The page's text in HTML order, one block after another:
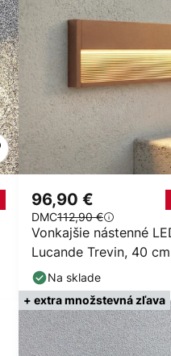
Vonkajšie nástenné
Lucande Trevin, 40
96,90 €
DMC112,90 €
Na sklade
+ extra množstevná zľava